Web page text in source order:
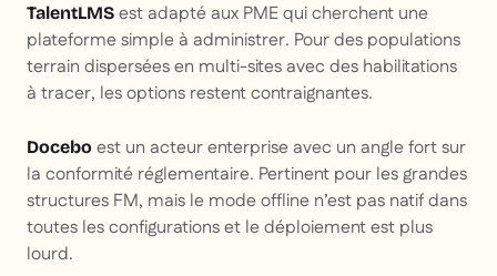
TalentLMS est adapté aux PME qui cherchent une
plateforme simple à administrer. Pour des populations
terrain dispersées en multi-sites avec des habilitations
à tracer, les options restent contraignantes.
Docebo est un acteur enterprise avec un angle fort sur
la conformité réglementaire. Pertinent pour les grandes
structures FM, mais le mode offline n’est pas natif dans
toutes les configurations et le déploiement est plus
lourd.